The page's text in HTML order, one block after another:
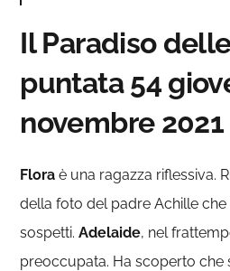
Il Paradiso
puntata 54
novembre 2021
Flora è una ragazza riflessiva.
della foto del padre Achille
sospetti.Adelaide, nel
preoccupata. Ha scoperto che